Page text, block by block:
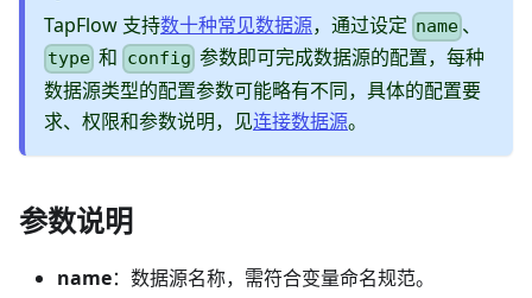
TapFlow 支持数十种常见数据源，通过设定 name 、
type 和 config 参数即可完成数据源的配置，每种
数据源类型的配置参数可能略有不同，具体的配置要
求、权限和参数说明，见连接数据源。
参数说明
name：数据源名称，需符合变量命名规范。